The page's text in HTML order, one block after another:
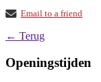
Email to a friend
← Terug
Openingstijden